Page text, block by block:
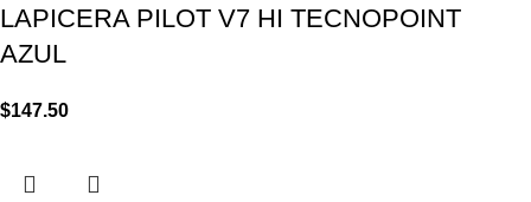
LAPICERA PILOT V7 HI TECNOPOINT
AZUL
$147.50